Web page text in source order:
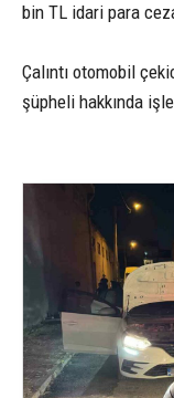
bin TL idari para
Çalıntı otomobil
şüpheli hakkında